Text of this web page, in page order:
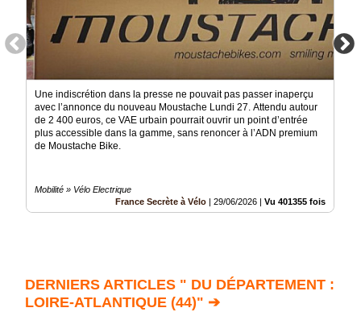
Une indiscrétion dans la presse ne pouvait pas passer inaperçu
avec l’annonce du nouveau Moustache Lundi 27. Attendu autour
de 2 400 euros, ce VAE urbain pourrait ouvrir un point d’entrée
plus accessible dans la gamme, sans renoncer à l’ADN premium
de Moustache Bike.
Mobilité » Vélo Electrique
France Secrète à Vélo
29/06/2026 Vu 401355 fois
DERNIERS ARTICLES " DU DÉPARTEMENT :
LOIRE-ATLANTIQUE (44)" ➔